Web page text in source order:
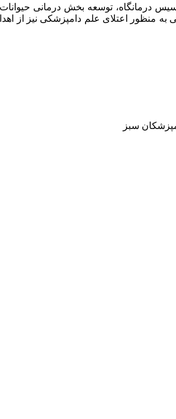
۱۳۹۷ افتتاح گردید . از اهداف مهم تاسیس
به منظور اعتلای علم دامپزشکی نیز
سبز